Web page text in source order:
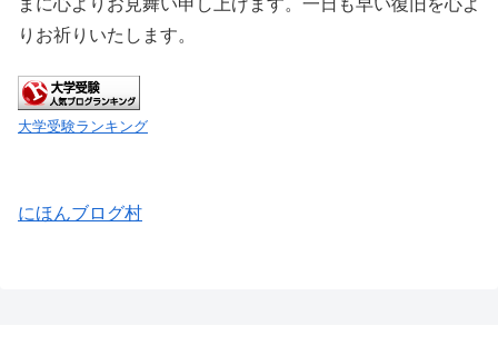
りお祈りいたします。
大学受験ランキング
にほんブログ村